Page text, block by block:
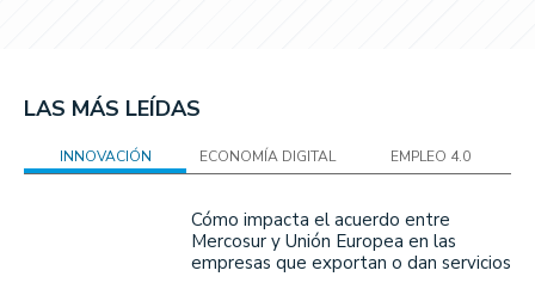
LAS MÁS LEÍDAS
INNOVACIÓN ECONOMÍA DIGITAL EMPLEO 4.0
Cómo impacta el acuerdo entre
Mercosur y Unión Europea en las
empresas que exportan o dan servicios